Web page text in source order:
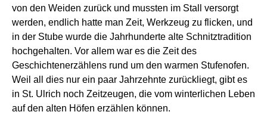
von den Weiden zurück und mussten im Stall versorgt
werden, endlich hatte man Zeit, Werkzeug zu flicken, und
in der Stube wurde die Jahrhunderte alte Schnitztradition
hochgehalten. Vor allem war es die Zeit des
Geschichtenerzählens rund um den warmen Stufenofen.
Weil all dies nur ein paar Jahrzehnte zurückliegt, gibt es
in St. Ulrich noch Zeitzeugen, die vom winterlichen Leben
auf den alten Höfen erzählen können.